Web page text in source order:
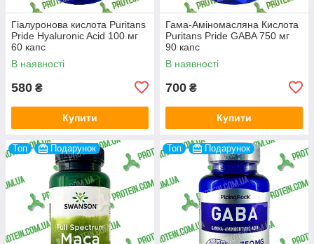
Гіалуронова кислота Puritans
Pride Hyaluronic Acid 100 мг
60 капс
В наявності
580 ₴
Купити
Гама-Аміномасляна Кислота
Puritans Pride GABA 750 мг
90 капс
В наявності
700 ₴
Купити
Топ Подарунок Топ Подарунок